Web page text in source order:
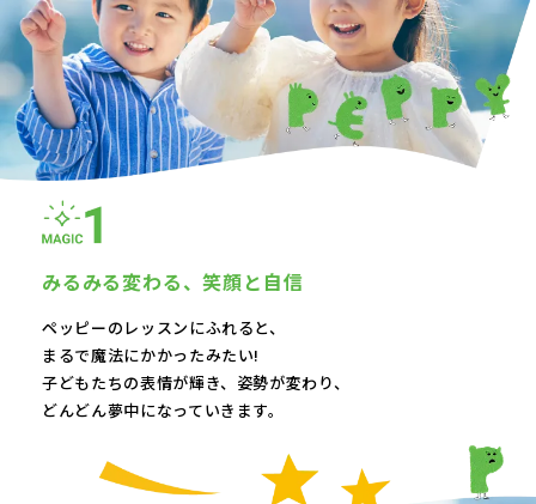
みるみる変わる、笑顔と自信
ペッピーのレッスンにふれると、
まるで魔法にかかったみたい!
子どもたちの表情が輝き、 姿勢が変わり、
どんどん夢中になっていきます。